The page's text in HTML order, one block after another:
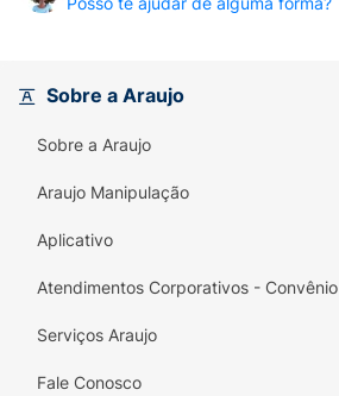
Sobre a Araujo
Sobre a Araujo
Araujo Manipulação
Aplicativo
Atendimentos Corporativos - Convênio
Serviços Araujo
Fale Conosco